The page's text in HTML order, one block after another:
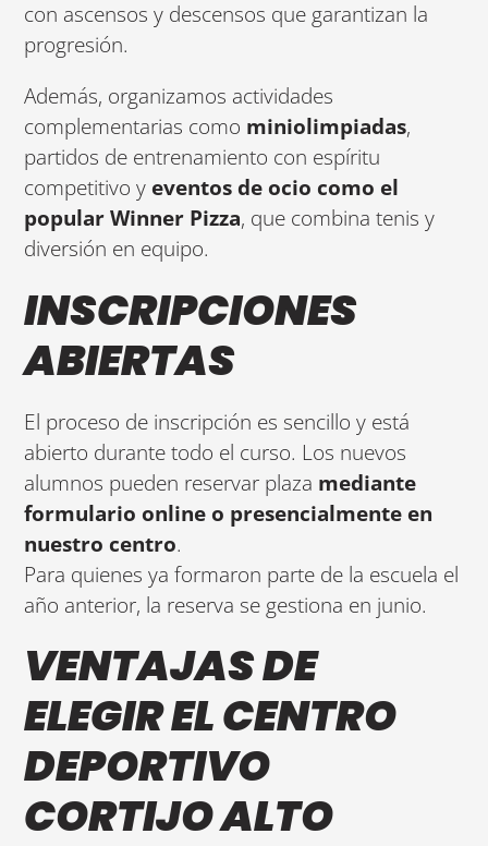
con ascensos y descensos que garantizan la
progresión.
Además, organizamos actividades
complementarias como miniolimpiadas,
partidos de entrenamiento con espíritu
competitivo y eventos de ocio como el
popular Winner Pizza, que combina tenis y
diversión en equipo.
INSCRIPCIONES
ABIERTAS
El proceso de inscripción es sencillo y está
abierto durante todo el curso. Los nuevos
alumnos pueden reservar plaza mediante
formulario online o presencialmente en
nuestro centro.
Para quienes ya formaron parte de la escuela el
año anterior, la reserva se gestiona en junio.
VENTAJAS DE
ELEGIR EL CENTRO
DEPORTIVO
CORTIJO ALTO